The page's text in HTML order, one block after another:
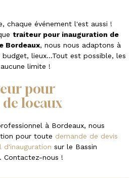
chaque événement l'est aussi !
traiteur pour inauguration de
Bordeaux, nous nous adaptons à
lieux...Tout est possible, les
limite !
pour
locaux
à Bordeaux, nous
pour toute demande de devis
sur le Bassin
Contactez-nous !